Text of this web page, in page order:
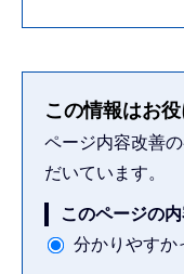
この情報はお
ページ内容改善
だいています。
このページの
分かりやすか